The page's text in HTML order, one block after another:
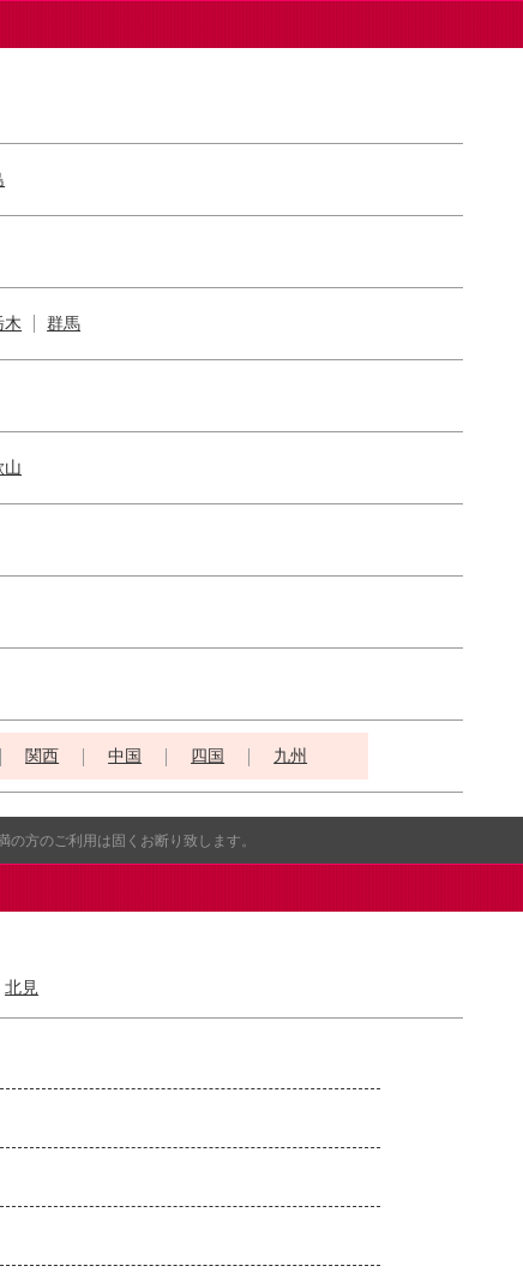
木 群馬
山
関西 中国 四国 九州
方のご利用は固くお断り致します。
北見